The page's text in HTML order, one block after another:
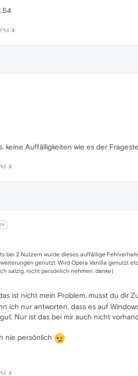
keine Auffälligkeiten wie es der
bei 2 Nutzern wurde dieses auffällige
genutzt. Wird Opera Vanilla genutzt
salzig, nicht persönlich nehmen. danke)
ist nicht mein Problem, musst du dir
ich nur antworten, dass es auf
Nur ist das bei mir auch nicht
nie persönlich